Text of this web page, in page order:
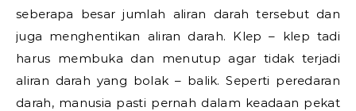
seberapa besar jumlah aliran darah tersebut dan
juga menghentikan aliran darah. Klep – klep tadi
harus membuka dan menutup agar tidak terjadi
aliran darah yang bolak – balik. Seperti peredaran
darah, manusia pasti pernah dalam keadaan pekat